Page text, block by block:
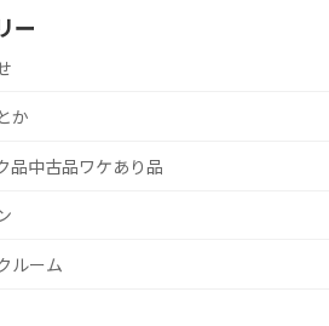
ー
か
品中古品ワケあり品
ルーム